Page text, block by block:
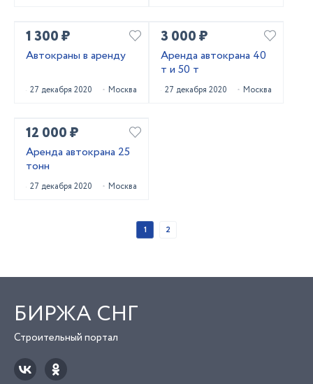
1 300 ₽
Автокраны в аренду
27 декабря 2020 Москва
3 000 ₽
Аренда автокрана 40
т и 50 т
27 декабря 2020 Москва
12 000 ₽
Аренда автокрана 25
тонн
27 декабря 2020 Москва
1 2
БИРЖА СНГ
Строительный портал